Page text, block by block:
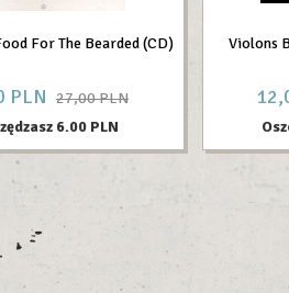
For The Bearded (CD)
PLN 27,00 PLN
6.00 PLN
Violons
12,